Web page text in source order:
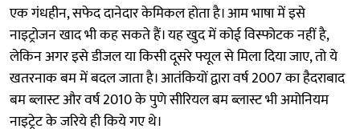
एक गंधहीन, सफेद दानेदार केमिकल होता है। आम भाषा में इसे
नाइट्रोजन खाद भी कह सकते हैं। यह खुद में कोई विस्फोटक नहीं है,
लेकिन अगर इसे डीजल या किसी दूसरे फ्यूल से मिला दिया जाए, तो ये
खतरनाक बम में बदल जाता है। आतंकियों द्वारा वर्ष 2007 का हैदराबाद
बम ब्लास्ट और वर्ष 2010 के पुणे सीरियल बम ब्लास्ट भी अमोनियम
नाइट्रेट के जरिये ही किये गए थे।